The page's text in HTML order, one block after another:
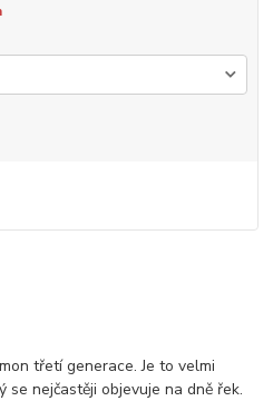
třetí generace. Je to velmi
se nejčastěji objevuje na dně řek.